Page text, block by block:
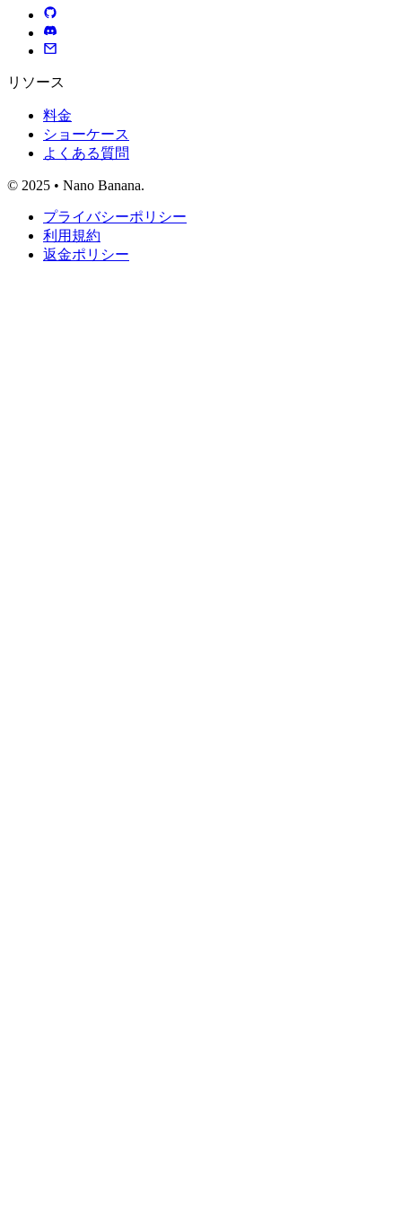
リソース
料金
ショーケース
よくある質問
© 2025 • Nano Banana.
プライバシーポリシー
利用規約
返金ポリシー